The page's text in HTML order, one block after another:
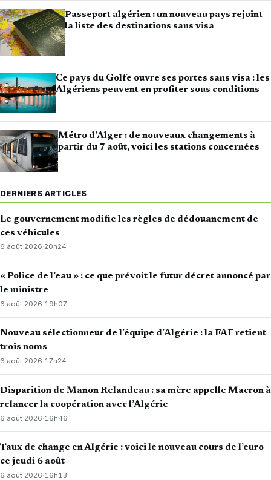
Passeport algérien : un nouveau pays rejoint
la liste des destinations sans visa
Ce pays du Golfe ouvre ses portes sans visa : les
Algériens peuvent en profiter sous conditions
Métro d’Alger : de nouveaux changements à
partir du 7 août, voici les stations concernées
DERNIERS ARTICLES
Le gouvernement modifie les règles de dédouanement de
ces véhicules
6 août 2026·20h24
« Police de l’eau » : ce que prévoit le futur décret annoncé par
le ministre
6 août 2026·19h07
Nouveau sélectionneur de l’équipe d’Algérie : la FAF retient
trois noms
6 août 2026·17h24
Disparition de Manon Relandeau : sa mère appelle Macron à
relancer la coopération avec l’Algérie
6 août 2026· 16h46
Taux de change en Algérie : voici le nouveau cours de l’euro
ce jeudi 6 août
6 août 2026·16h13